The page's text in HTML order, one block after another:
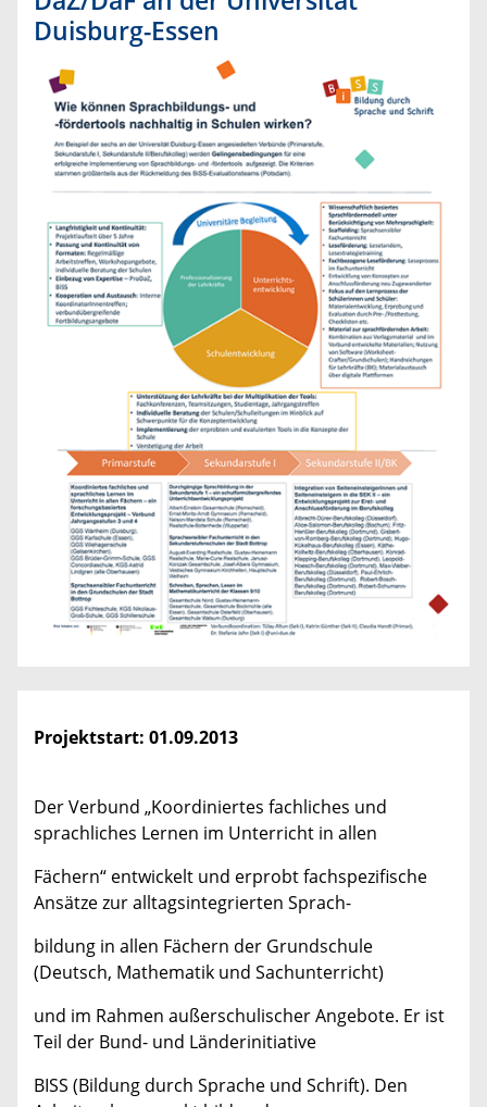
Duisburg-Essen
Projektstart: 01.09.2013
Der Verbund „Koordiniertes fachliches und
sprachliches Lernen im Unterricht in allen
Fächern“ entwickelt und erprobt fachspezifische
Ansätze zur alltagsintegrierten Sprach-
bildung in allen Fächern der Grundschule
(Deutsch, Mathematik und Sachunterricht)
und im Rahmen außerschulischer Angebote. Er ist
Teil der Bund- und Länderinitiative
BISS (Bildung durch Sprache und Schrift). Den